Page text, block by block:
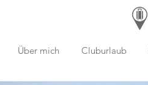
Über mich Cluburlaub